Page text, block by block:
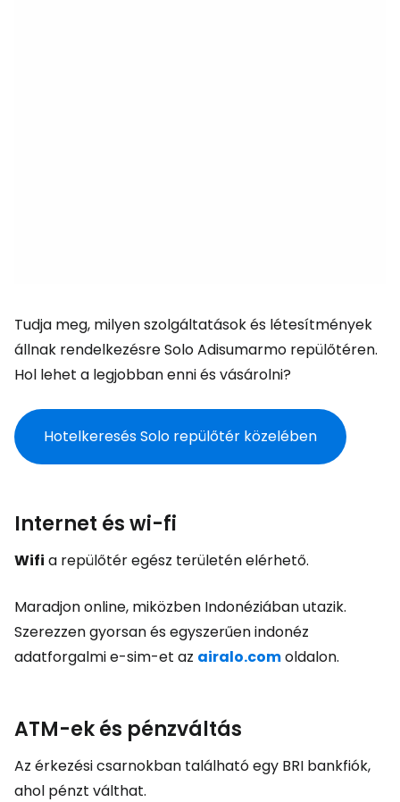
Tudja meg, milyen szolgáltatások és létesítmények
állnak rendelkezésre Solo Adisumarmo repülőtéren.
Hol lehet a legjobban enni és vásárolni?
Hotelkeresés Solo repülőtér közelében
Internet és wi-fi
Wifi a repülőtér egész területén elérhető.
Maradjon online, miközben Indonéziában utazik.
Szerezzen gyorsan és egyszerűen indonéz
adatforgalmi e-sim-et az airalo.comoldalon.
ATM-ek és pénzváltás
Az érkezési csarnokban található egy BRI bankfiók,
ahol pénzt válthat.